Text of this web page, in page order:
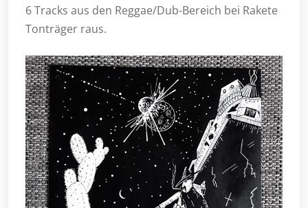
6 Tracks aus den Reggae/Dub-Bereich bei Rakete
Tonträger raus.